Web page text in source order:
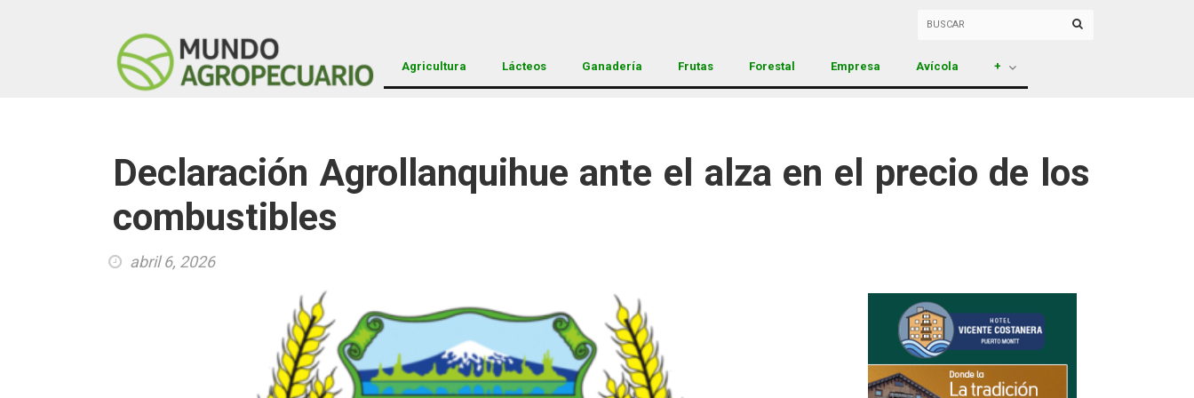
Agricultura Lácteos Ganadería Frutas Forestal Empresa Avícola +
Declaración Agrollanquihue ante el alza en el precio de los
combustibles
abril 6, 2026